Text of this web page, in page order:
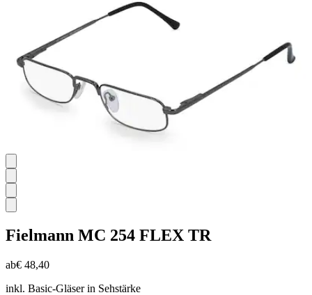
Fielmann MC 254 FLEX TR
ab€ 48,40
inkl. Basic-Gläser in Sehstärke